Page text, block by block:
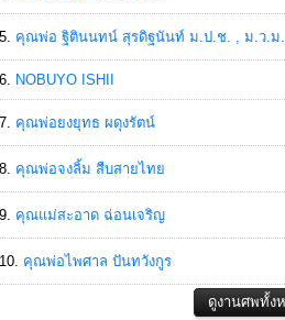
คุณพ่อ ฐิตินนทน์ สุรดิฐนันท์ ม.ป.ช. , ม.ว.ม.
NOBUYO ISHII
คุณพ่อยงยุทธ ผดุงรัตน์
คุณพ่อจงลิ้ม สืบสายไทย
คุณแม่สะอาด ฉ่อนเจริญ
คุณพ่อไพศาล ปันทวังกูร